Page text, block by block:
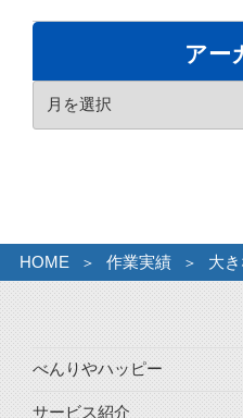
テ
ー
アー
HOME 作業実績 大
べんりやハッピー
サービス紹介